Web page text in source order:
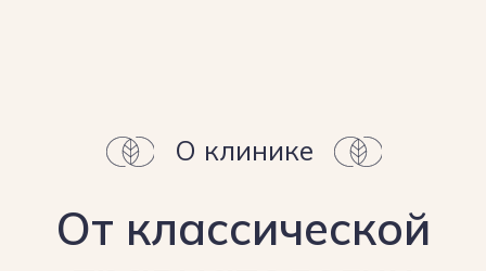
Мы помогаем малышам мягко
преодолеть последствия родовых травм,